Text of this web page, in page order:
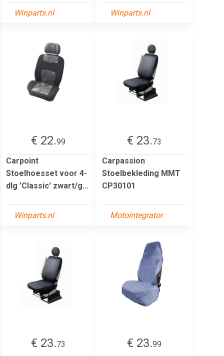
Winparts.nl Winparts.nl
€ 22.99
Carpoint
Stoelhoesset voor 4-
dlg 'Classic' zwart/g...
Winparts.nl
€ 23.73
Carpassion
Stoelbekleding MMT
CP30101
Motointegrator
€ 23.73 € 23.99